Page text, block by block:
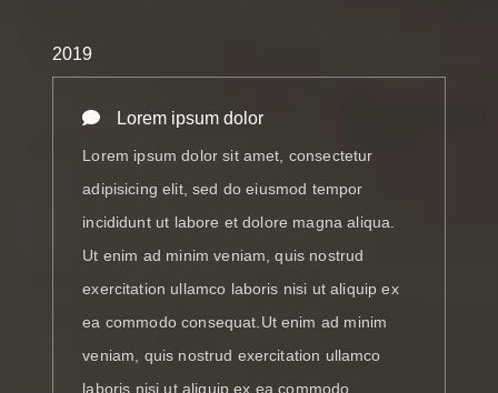
Lorem ipsum dolor
Lorem ipsum dolor sit amet, consectetur
adipisicing elit, sed do eiusmod tempor
incididunt ut labore et dolore magna aliqua.
Ut enim ad minim veniam, quis nostrud
exercitation ullamco laboris nisi ut aliquip ex
ea commodo consequat.Ut enim ad minim
veniam, quis nostrud exercitation ullamco
laboris nisi ut aliquip ex ea commodo
2019